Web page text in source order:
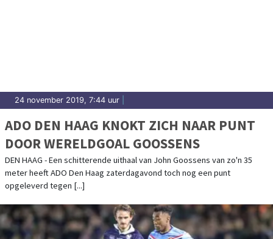
24 november 2019, 7:44 uur
ADO DEN HAAG KNOKT ZICH NAAR PUNT
DOOR WERELDGOAL GOOSSENS
DEN HAAG - Een schitterende uithaal van John Goossens van zo'n 35
meter heeft ADO Den Haag zaterdagavond toch nog een punt
opgeleverd tegen [...]